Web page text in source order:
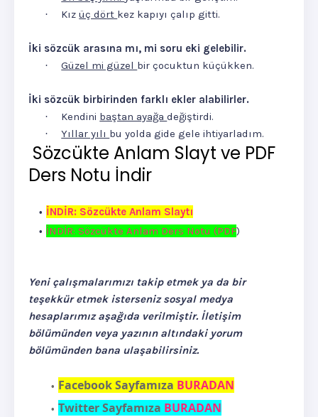
· Kızüç dört kez kapıyı çalıp gitti.
İki sözcük arasına mı, mi soru eki gelebilir.
· Güzel mi güzel bir çocuktun küçükken.
İki sözcük birbirinden farklı ekler alabilirler.
· Kendini baştan ayağadeğiştirdi.
· Yıllar yılı bu yolda gide gele ihtiyarladım.
Sözcükte Anlam Slayt ve PDF
Ders Notu İndir
İNDİR: Sözcükte Anlam Slaytı
İNDİR: Sözcükte Anlam Ders Notu (PDF)
Yeni çalışmalarımızı takip etmek ya da bir
teşekkür etmek isterseniz sosyal medya
hesaplarımız aşağıda verilmiştir. İletişim
bölümünden veya yazının altındaki yorum
bölümünden bana ulaşabilirsiniz.
Facebook Sayfamıza BURADAN
Twitter Sayfamıza BURADAN